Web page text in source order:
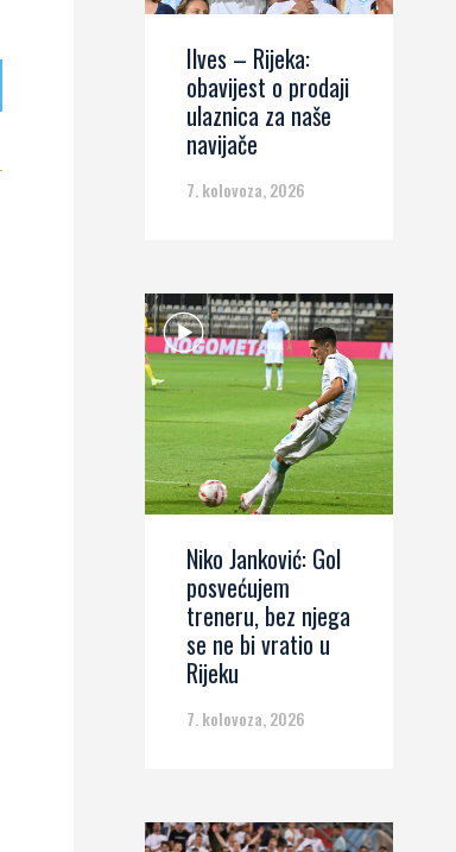
Ilves – Rijeka:
obavijest o prodaji
ulaznica za naše
navijače
7. kolovoza, 2026
Niko Janković: Gol
posvećujem
treneru, bez njega
se ne bi vratio u
Rijeku
7. kolovoza, 2026